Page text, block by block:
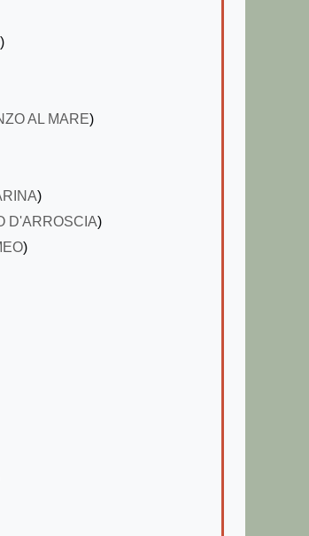
)
AL MARE)
)
D'ARROSCIA)
)